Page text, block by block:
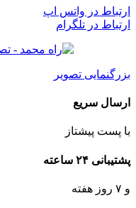
ارتباط در واتس اپ
ارتباط در تلگرام
بزرگنمایی تصویر
ارسال سریع
با پست پیشتاز
پشتیبانی ۲۴ ساعته
و ۷ روز هفته